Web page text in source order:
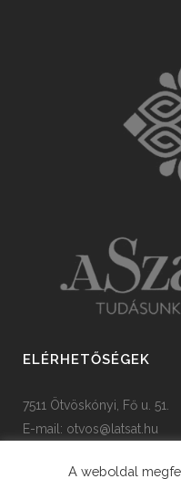
ELÉRHETŐSÉGEK
7511 Ötvöskónyi, Fő u. 51.
E-mail: otvos@latsat.hu
A weboldal